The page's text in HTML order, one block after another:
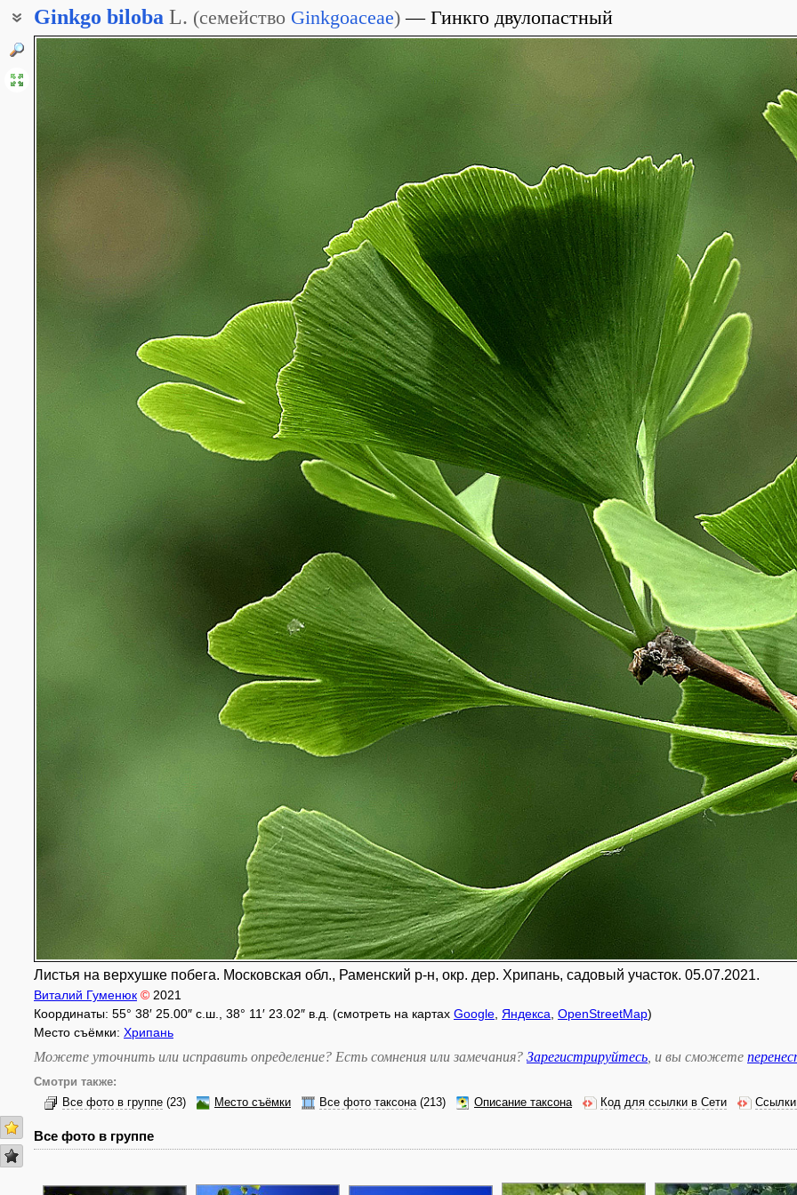
Ginkgo biloba L. (семейство Ginkgoaceae) Гинкго двулопастный
Листья на верхушке побега. Московская обл., Раменский р-н, окр. дер. Хрипань, садовый участок. 05.07.2021.
Виталий Гуменюк © 2021
Координаты: 55° 38′ 25.00″ с.ш., 38° 11′ 23.02″ в.д. (смотреть на картах Google Яндекса OpenStreetMap)
Место съёмки: Хрипань
Можете уточнить или исправить определение? Есть сомнения или замечания? Зарегистрируйтесь , и вы сможете
Смотри также:
Все фото в группе (23) Место съёмки Все фото таксона(213) Описание таксона Код для ссылки в Сети Ссылки
Все фото в группе